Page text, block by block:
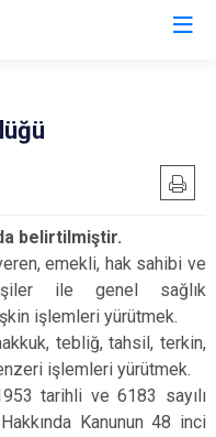
belirtilmiştir.
emekli, hak sahibi ve
ile genel sağlık
işlemleri yürütmek.
tebliğ, tahsil, terkin,
işlemleri yürütmek.
tarihli ve 6183 sayılı
Kanunun 48 inci